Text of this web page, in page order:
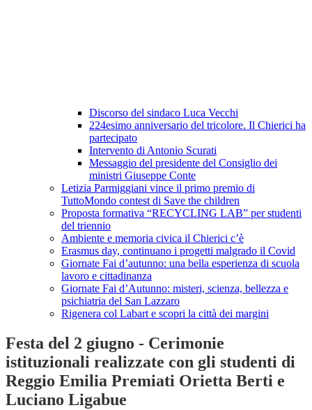
Discorso del sindaco Luca Vecchi
224esimo anniversario del tricolore. Il Chierici ha
partecipato
Intervento di Antonio Scurati
Messaggio del presidente del Consiglio dei
ministri Giuseppe Conte
Letizia Parmiggiani vince il primo premio di
TuttoMondo contest di Save the children
Proposta formativa “RECYCLING LAB” per studenti
del triennio
Ambiente e memoria civica il Chierici c’è
Erasmus day, continuano i progetti malgrado il Covid
Giornate Fai d’autunno: una bella esperienza di scuola
lavoro e cittadinanza
Giornate Fai d’Autunno: misteri, scienza, bellezza e
psichiatria del San Lazzaro
Rigenera col Labart e scopri la città dei margini
Festa del 2 giugno - Cerimonie
istituzionali realizzate con gli studenti di
Reggio Emilia Premiati Orietta Berti e
Luciano Ligabue